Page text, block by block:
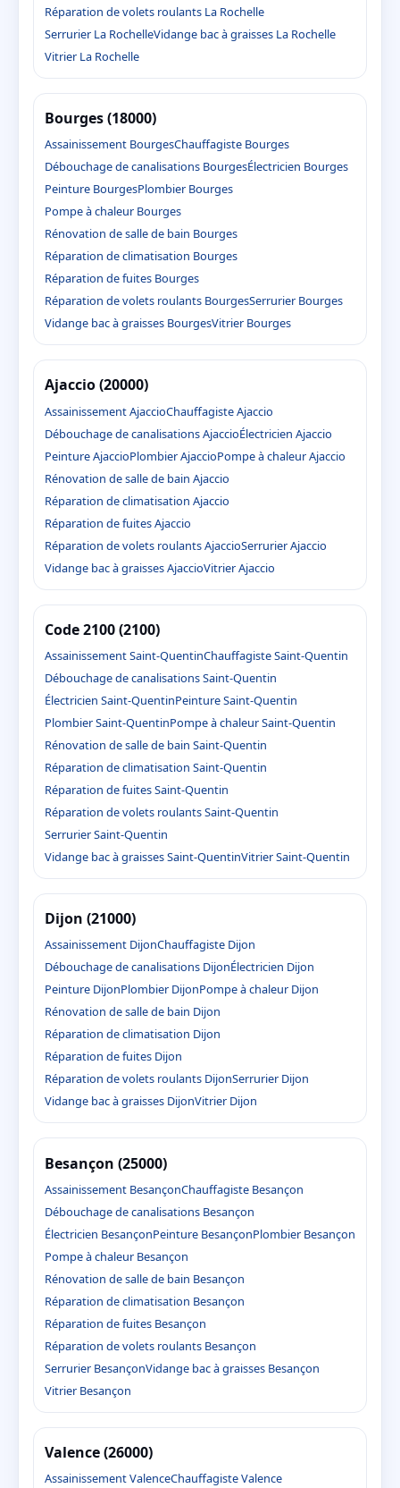
Réparation de volets roulants La Rochelle
Serrurier La RochelleVidange bac à graisses La Rochelle
Vitrier La Rochelle
Bourges (18000)
Assainissement BourgesChauffagiste Bourges
Débouchage de canalisations BourgesÉlectricien Bourges
Peinture BourgesPlombier Bourges
Pompe à chaleur Bourges
Rénovation de salle de bain Bourges
Réparation de climatisation Bourges
Réparation de fuites Bourges
Réparation de volets roulants BourgesSerrurier Bourges
Vidange bac à graisses BourgesVitrier Bourges
Ajaccio (20000)
Assainissement AjaccioChauffagiste Ajaccio
Débouchage de canalisations AjaccioÉlectricien Ajaccio
Peinture AjaccioPlombier AjaccioPompe à chaleur Ajaccio
Rénovation de salle de bain Ajaccio
Réparation de climatisation Ajaccio
Réparation de fuites Ajaccio
Réparation de volets roulants AjaccioSerrurier Ajaccio
Vidange bac à graisses AjaccioVitrier Ajaccio
Code 2100 (2100)
Assainissement Saint-QuentinChauffagiste Saint-Quentin
Débouchage de canalisations Saint-Quentin
Électricien Saint-QuentinPeinture Saint-Quentin
Plombier Saint-QuentinPompe à chaleur Saint-Quentin
Rénovation de salle de bain Saint-Quentin
Réparation de climatisation Saint-Quentin
Réparation de fuites Saint-Quentin
Réparation de volets roulants Saint-Quentin
Serrurier Saint-Quentin
Vidange bac à graisses Saint-QuentinVitrier Saint-Quentin
Dijon (21000)
Assainissement DijonChauffagiste Dijon
Débouchage de canalisations DijonÉlectricien Dijon
Peinture DijonPlombier DijonPompe à chaleur Dijon
Rénovation de salle de bain Dijon
Réparation de climatisation Dijon
Réparation de fuites Dijon
Réparation de volets roulants DijonSerrurier Dijon
Vidange bac à graisses DijonVitrier Dijon
Besançon (25000)
Assainissement BesançonChauffagiste Besançon
Débouchage de canalisations Besançon
Électricien BesançonPeinture BesançonPlombier Besançon
Pompe à chaleur Besançon
Rénovation de salle de bain Besançon
Réparation de climatisation Besançon
Réparation de fuites Besançon
Réparation de volets roulants Besançon
Serrurier BesançonVidange bac à graisses Besançon
Vitrier Besançon
Valence (26000)
Assainissement ValenceChauffagiste Valence